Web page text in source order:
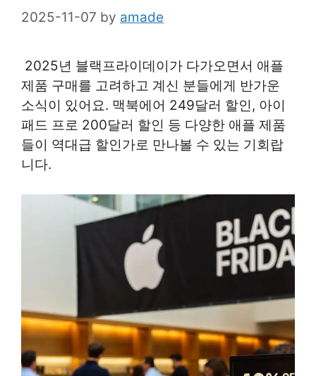
2025-11-07 by amade
2025년 블랙프라이데이가 다가오면서 애플
제품 구매를 고려하고 계신 분들에게 반가운
소식이 있어요. 맥북에어 249달러 할인, 아이
패드 프로 200달러 할인 등 다양한 애플 제품
들이 역대급 할인가로 만나볼 수 있는 기회랍
니다.